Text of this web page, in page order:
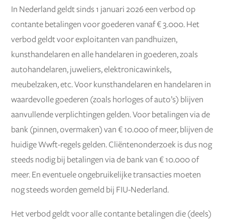
In Nederland geldt sinds 1 januari 2026 een verbod op
contante betalingen voor goederen vanaf € 3.000. Het
verbod geldt voor exploitanten van pandhuizen,
kunsthandelaren en alle handelaren in goederen, zoals
autohandelaren, juweliers, elektronicawinkels,
meubelzaken, etc. Voor kunsthandelaren en handelaren in
waardevolle goederen (zoals horloges of auto’s) blijven
aanvullende verplichtingen gelden. Voor betalingen via de
bank (pinnen, overmaken) van € 10.000 of meer, blijven de
huidige Wwft-regels gelden. Cliëntenonderzoek is dus nog
steeds nodig bij betalingen via de bank van € 10.000 of
meer. En eventuele ongebruikelijke transacties moeten
nog steeds worden gemeld bij FIU-Nederland.
Het verbod geldt voor alle contante betalingen die (deels)